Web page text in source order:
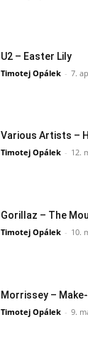
U2 – Easter Lily
Timotej Opálek - 7.
Various Artists –
Timotej Opálek - 12.
Gorillaz – The
Timotej Opálek - 10.
Morrissey – Make-
Timotej Opálek - 9.